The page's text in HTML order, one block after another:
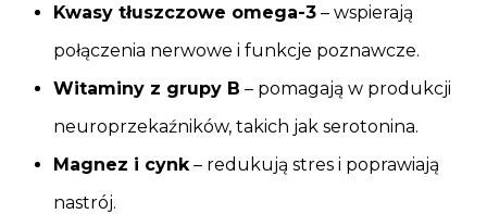
Kwasy tłuszczowe omega-3 – wspierają
połączenia nerwowe i funkcje poznawcze.
Witaminy z grupy B – pomagają w produkcji
neuroprzekaźników, takich jak serotonina.
Magnez i cynk – redukują stres i poprawiają
nastrój.